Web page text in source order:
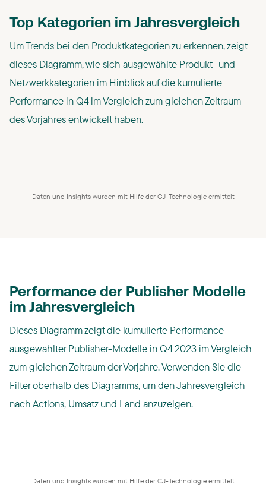
Top Kategorien im Jahresvergleich
Um Trends bei den Produktkategorien zu erkennen, zeigt
dieses Diagramm, wie sich ausgewählte Produkt- und
Netzwerkkategorien im Hinblick auf die kumulierte
Performance in Q4 im Vergleich zum gleichen Zeitraum
des Vorjahres entwickelt haben.
Daten und Insights wurden mit Hilfe der CJ-Technologie ermittelt
Performance der Publisher Modelle
im Jahresvergleich
Dieses Diagramm zeigt die kumulierte Performance
ausgewählter Publisher-Modelle in Q4 2023 im Vergleich
zum gleichen Zeitraum der Vorjahre. Verwenden Sie die
Filter oberhalb des Diagramms, um den Jahresvergleich
nach Actions, Umsatz und Land anzuzeigen.
Daten und Insights wurden mit Hilfe der CJ-Technologie ermittelt